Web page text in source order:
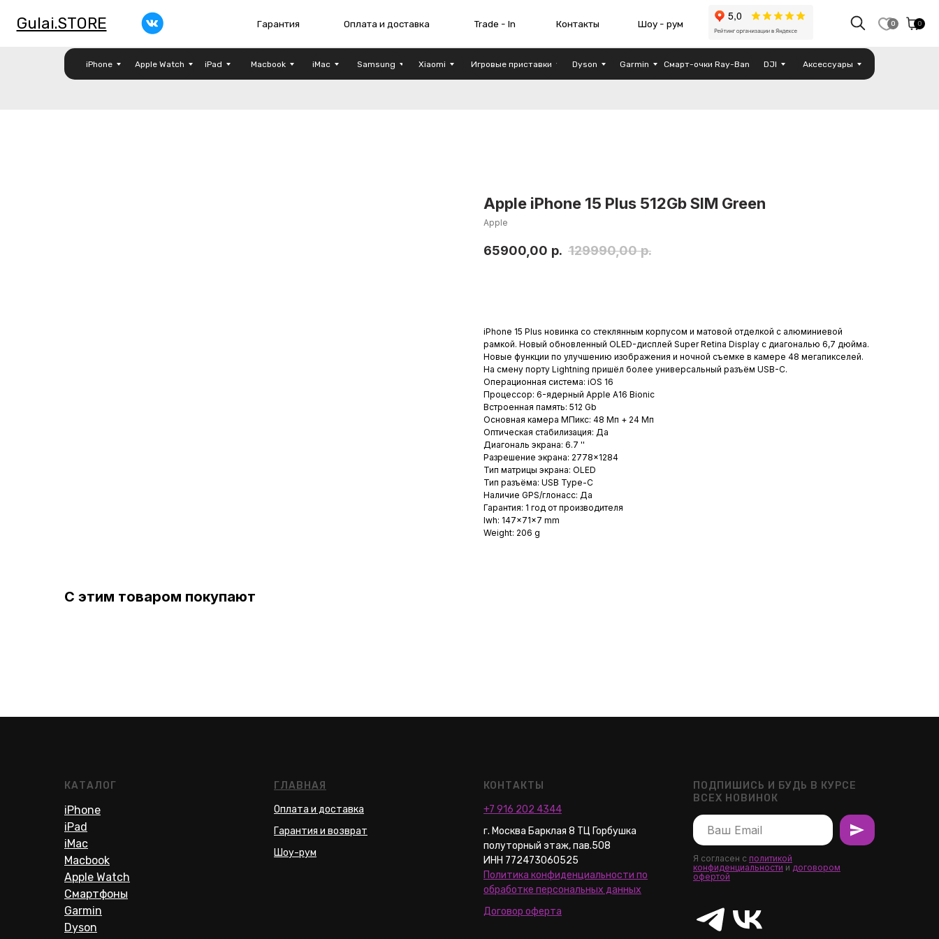
Гарантия Оплата и доставка Trade - In Контакты Шоу - рум 0
Gulai.STORE
iPhone Аксессуары
DJI
Garmin
Dyson
Игровые приставки
Xiaomi
Samsung
iMac
Macbook
iPad
Apple Watch Смарт-очки Ray-Ban
Apple iPhone 15 Plus 512Gb SIM Green
Apple
65900,00 р. 129990,00 р.
iPhone 15 Plus новинка со стеклянным корпусом и матовой отделкой с алюминиевой
рамкой. Новый обновленный OLED-дисплей Super Retina Display с диагональю 6,7 дюйма.
Новые функции по улучшению изображения и ночной съемке в камере 48 мегапикселей.
На смену порту Lightning пришёл более универсальный разъём USB-C.
Операционная система: iOS 16
Процессор: 6-ядерный Apple A16 Bionic
Встроенная память: 512 Gb
Основная камера МПикс: 48 Мп + 24 Мп
Оптическая стабилизация: Да
Диагональ экрана: 6.7 ''
Разрешение экрана: 2778×1284
Тип матрицы экрана: OLED
Тип разъёма: USB Type-C
Наличие GPS/глонасс: Да
Гарантия: 1 год от производителя
lwh: 147x71x7 mm
Weight: 206 g
С этим товаром покупают
КАТАЛОГ
iPhone
iPad
iMac
Macbook
Apple Watch
Смартфоны
Garmin
Dyson
ГЛАВНАЯ
Оплата и доставка
Гарантия и возврат
Шоу-рум
КОНТАКТЫ
+7 916 202 4344
г. Москва Барклая 8 ТЦ Горбушка
полуторный этаж, пав.508
ИНН 772473060525
Политика конфиденциальности по
обработке персональных данных
Договор оферта
ПОДПИШИСЬ И БУДЬ В КУРСЕ
ВСЕХ НОВИНОК
Я согласен с политикой
конфиденциальности и договором
офертой